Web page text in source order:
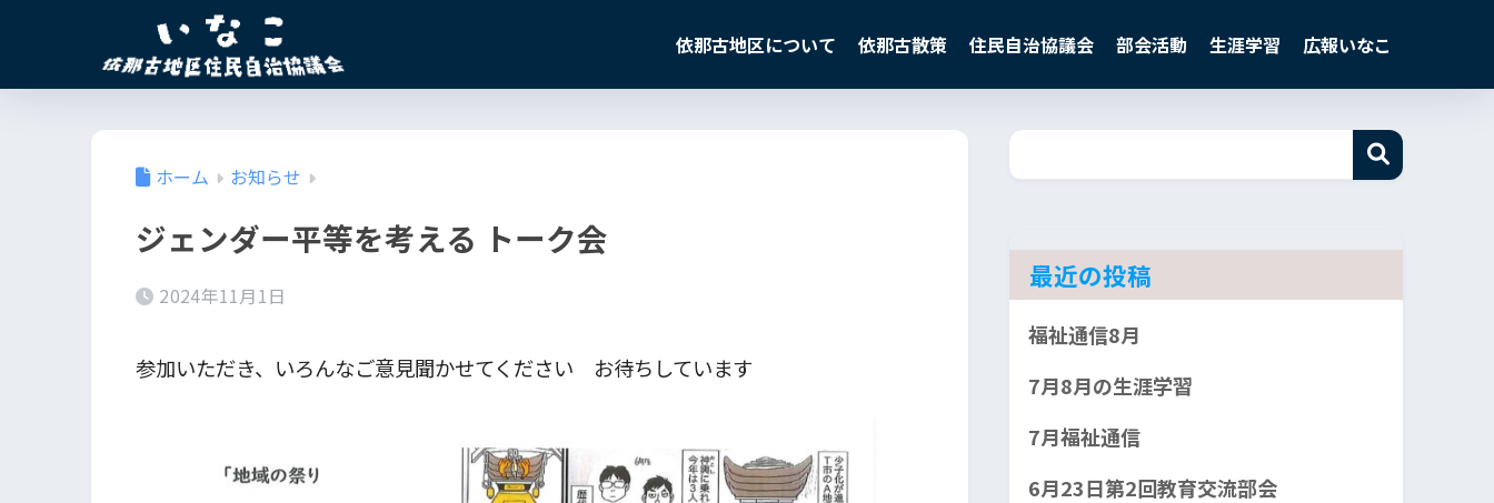
依那古地区について 依那古散策 住民自治協議会 部会活動 生涯学習 広報いなこ
ホーム お知らせ
ジェンダー平等を考える トーク会
2024年11月1日
参加いただき、いろんなご意見聞かせてください お待ちしています
最近の投稿
福祉通信8月
7月8月の生涯学習
7月福祉通信
6月23日第2回教育交流部会